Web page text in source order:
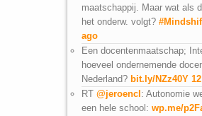
maatschappij. Maar wat als
het onderw. volgt?
ago
Een docentenmaatschap;
hoeveel ondernemende
Nederland? bit.ly/NZz40Y
RT @jeroencl : Autonomie
een hele school: wp.me/